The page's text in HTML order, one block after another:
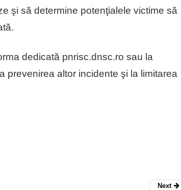
şi să determine potenţialele victime să
dedicată pnrisc.dnsc.ro sau la
prevenirea altor incidente şi la limitarea
Next